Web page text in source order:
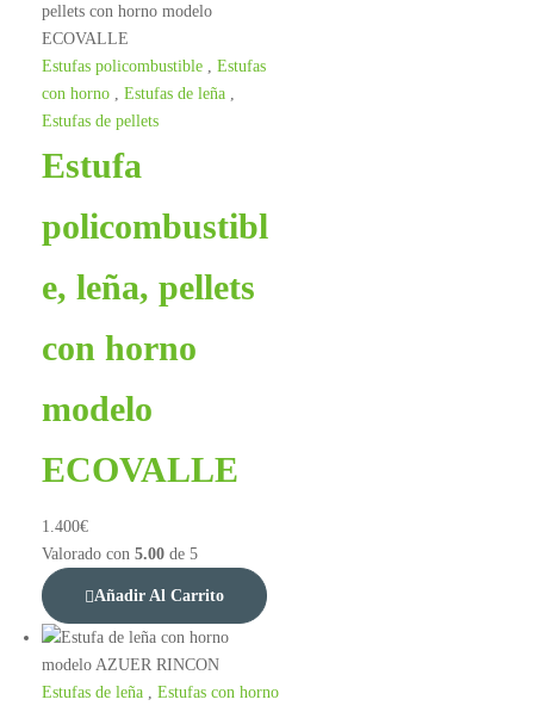
Estufas policombustible, Estufas
con horno, Estufas de leña,
Estufas de pellets
Estufa
policombustibl
e, leña, pellets
con horno
modelo
ECOVALLE
1.400€
Valorado con 5.00de 5
Añadir Al Carrito
Estufas de leña, Estufas con horno